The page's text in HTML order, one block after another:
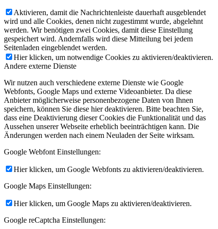
Aktivieren, damit die Nachrichtenleiste dauerhaft ausgeblendet
wird und alle Cookies, denen nicht zugestimmt wurde, abgelehnt
werden. Wir benötigen zwei Cookies, damit diese Einstellung
gespeichert wird. Andernfalls wird diese Mitteilung bei jedem
Seitenladen eingeblendet werden.
Hier klicken, um notwendige Cookies zu aktivieren/deaktivieren.
Andere externe Dienste
Wir nutzen auch verschiedene externe Dienste wie Google
Webfonts, Google Maps und externe Videoanbieter. Da diese
Anbieter möglicherweise personenbezogene Daten von Ihnen
speichern, können Sie diese hier deaktivieren. Bitte beachten Sie,
dass eine Deaktivierung dieser Cookies die Funktionalität und das
Aussehen unserer Webseite erheblich beeinträchtigen kann. Die
Änderungen werden nach einem Neuladen der Seite wirksam.
Google Webfont Einstellungen:
Hier klicken, um Google Webfonts zu aktivieren/deaktivieren.
Google Maps Einstellungen:
Hier klicken, um Google Maps zu aktivieren/deaktivieren.
Google reCaptcha Einstellungen: